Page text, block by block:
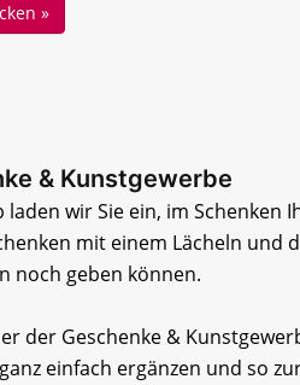
& Kunstgewerbe
wir Sie ein, im Schenken
mit einem Lächeln und
noch geben können.
der Geschenke &
einfach ergänzen und so